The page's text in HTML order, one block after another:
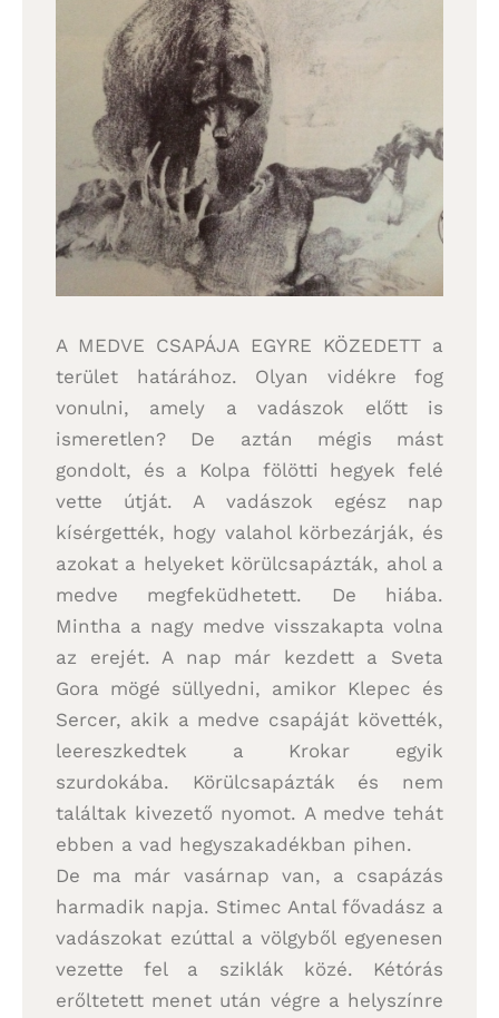
A MEDVE CSAPÁJA EGYRE KÖZEDETT a
terület határához. Olyan vidékre fog
vonulni, amely a vadászok előtt is
ismeretlen? De aztán mégis mást
gondolt, és a Kolpa fölötti hegyek felé
vette útját. A vadászok egész nap
kísérgették, hogy valahol körbezárják, és
azokat a helyeket körülcsapázták, ahol a
medve megfeküdhetett. De hiába.
Mintha a nagy medve visszakapta volna
az erejét. A nap már kezdett a Sveta
Gora mögé süllyedni, amikor Klepec és
Sercer, akik a medve csapáját követték,
leereszkedtek a Krokar egyik
szurdokába. Körülcsapázták és nem
találtak kivezető nyomot. A medve tehát
ebben a vad hegyszakadékban pihen.
De ma már vasárnap van, a csapázás
harmadik napja. Stimec Antal fővadász a
vadászokat ezúttal a völgyből egyenesen
vezette fel a sziklák közé. Kétórás
erőltetett menet után végre a helyszínre